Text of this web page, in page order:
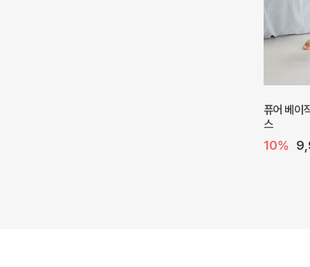
퓨어 베이
스
10%